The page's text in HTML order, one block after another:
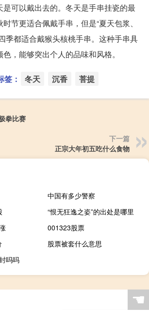
可以戴出去的。冬天是手串挂瓷的最
节更适合佩戴手串，但是“夏天包浆、
季都适合戴猴头核桃手串。这种手串具
，能够突出个人的品味和风格。
签： 冬天 沉香 菩提
拳比赛
下一篇
正宗大年初五吃什么食物
中国有多少警察
“恨无狂逸之姿”的出处是哪里
001323股票
股票被套什么意思
吗吗
☚